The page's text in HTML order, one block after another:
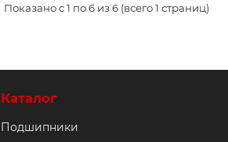
Показано с 1 по 6 из 6 (всего 1 страниц)
Каталог
Подшипники